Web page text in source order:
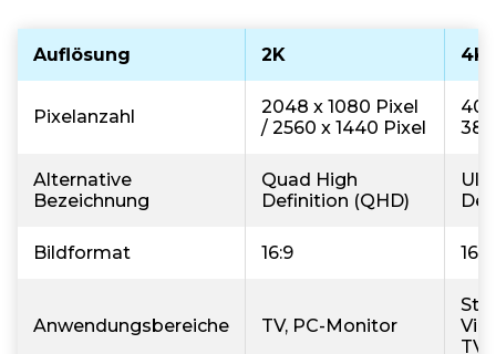
Auflösung 2K 4K
Pixelanzahl
2048 x 1080 Pixel
/ 2560 x 1440 Pixel
Alternative
Bezeichnung
Quad High
Definition (QHD)
Bildformat 16:9 16:9
Anwendungsbereiche TV, PC-Monitor
TV